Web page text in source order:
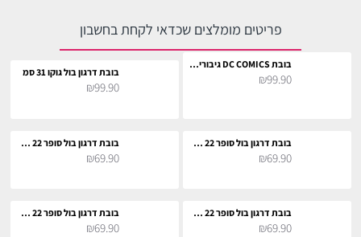
פריטים מומלצים שכדאי לקחת בחשבון
בובת DC COMICS גיבורי על 27 ס"מ
₪99.90 בובת דרגון בול גוקו 31 סמ
₪99.90
בובת דרגון בול סופר 22 סמ - בו
₪69.90
בובת דרגון בול סופר 22 סמ - בירוס
₪69.90
בובת דרגון בול סופר 22 סמ - וגטה
₪69.90
בובת דרגון בול סופר 22 סמ - וגטה סופר סאיה
₪69.90